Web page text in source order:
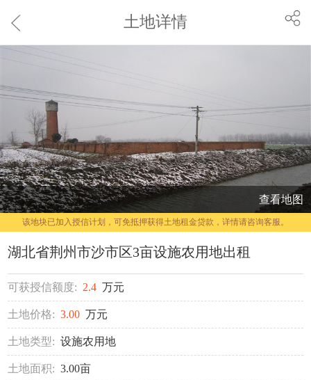
土地详情
查看地图
该地块已加入授信计划，可免抵押获得土地租金贷款，详情请咨询客服。
湖北省荆州市沙市区3亩设施农用地出租
可获授信额度: 2.4 万元
土地价格: 3.00 万元
土地类型: 设施农用地
土地面积: 3.00亩